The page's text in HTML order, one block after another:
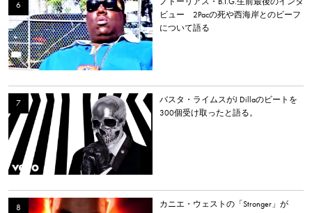
ビュー 2Pacの死や西海岸とのビーフ
について語る
バスタ・ライムスがJ Dillaのビートを
300個受け取ったと語る。
カニエ・ウェストの「Stronger」が